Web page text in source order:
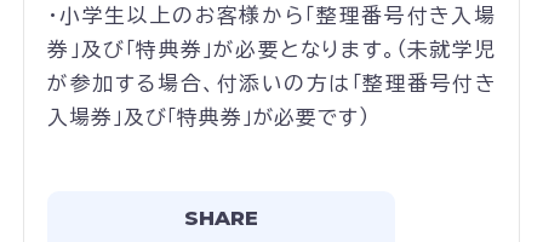
・小学生以上のお客様から「整理番号付き入場
券」及び「特典券」が必要となります。（未就学児
が参加する場合、付添いの方は「整理番号付き
入場券」及び「特典券」が必要です）
SHARE